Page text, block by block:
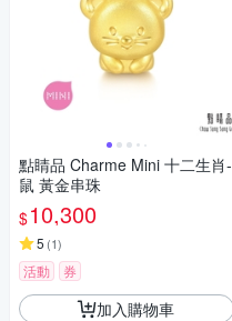
點睛品 Charme Mini 十二生肖-
鼠 黃金串珠
$10,300
5 (1)
活動 券
加入購物車